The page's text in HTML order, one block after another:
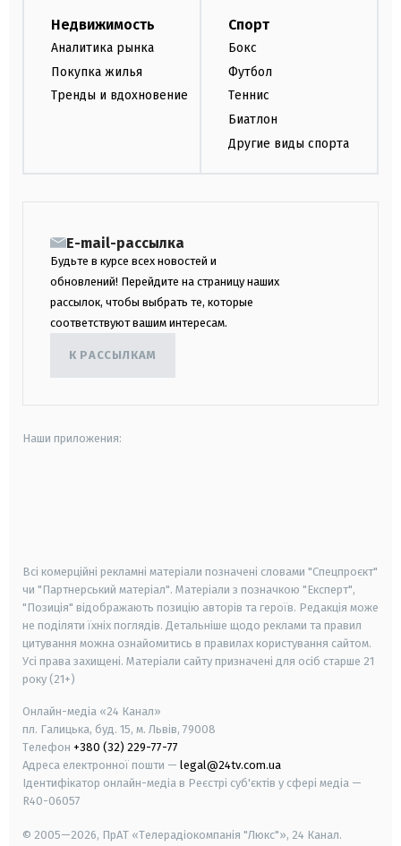
Недвижимость
Аналитика рынка
Покупка жилья
Тренды и вдохновение
Спорт
Бокс
Футбол
Теннис
Биатлон
Другие виды спорта
E-mail-рассылка
Будьте в курсе всех новостей и
обновлений! Перейдите на страницу наших
рассылок, чтобы выбрать те, которые
соответствуют вашим интересам.
К РАССЫЛКАМ
Наши приложения:
Всі комерційні рекламні матеріали позначені словами "Спецпроєкт"
чи "Партнерський матеріал". Матеріали з позначкою "Експерт",
"Позиція" відображають позицію авторів та героїв. Редакція може
не поділяти їхніх поглядів. Детальніше щодо реклами та правил
цитування можна ознайомитись в правилах користування сайтом.
Усі права захищені. Матеріали сайту призначені для осіб старше 21
року (21+)
Онлайн-медіа «24 Канал»
пл. Галицька, буд. 15, м. Львів, 79008
Телефон +380 (32) 229-77-77
Адреса електронної пошти — legal@24tv.com.ua
Ідентифікатор онлайн-медіа в Реєстрі суб'єктів у сфері медіа —
R40-06057
© 2005—2026, ПрАТ «Телерадіокомпанія "Люкс"», 24 Канал.